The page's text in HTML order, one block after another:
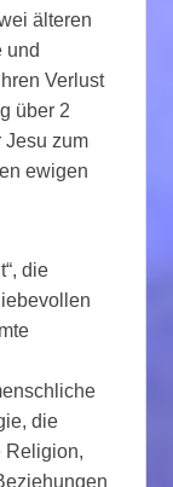
älteren
und
Verlust
über 2
Jesu zum
ewigen
die
die
Religion,